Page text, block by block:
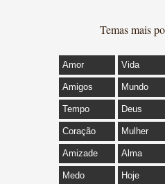
Temas mais
Amor Vida
Amigos Mundo
Tempo Deus
Coração Mulher
Amizade Alma
Medo Hoje